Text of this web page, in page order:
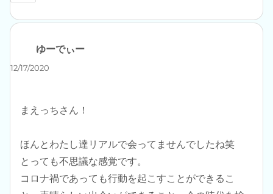
ゆーでぃー
12/17/2020
まえっちさん！
ほんとわたし達リアルで会ってませんでしたね笑
とっても不思議な感覚です。
コロナ禍であっても行動を起こすことができるこ